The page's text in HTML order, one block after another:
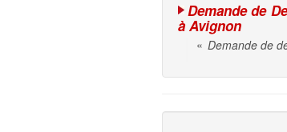
Demande de
à Avignon
« Demande de